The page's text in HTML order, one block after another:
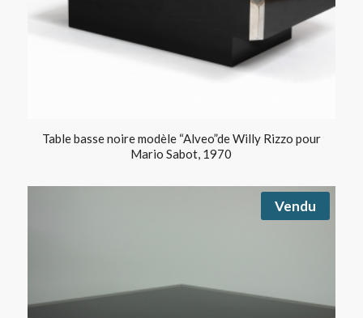
Table basse noire modèle “Alveo”de Willy Rizzo pour
Mario Sabot, 1970
Vendu